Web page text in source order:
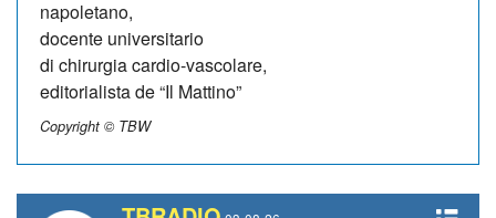
napoletano,
docente universitario
di chirurgia cardio-vascolare,
editorialista de “Il Mattino”
Copyright © TBW